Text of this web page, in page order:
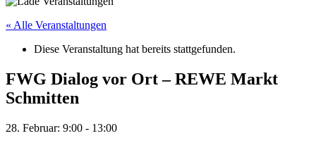
« Alle Veranstaltungen
Diese Veranstaltung hat bereits stattgefunden.
FWG Dialog vor Ort – REWE Markt
Schmitten
28. Februar: 9:00 - 13:00